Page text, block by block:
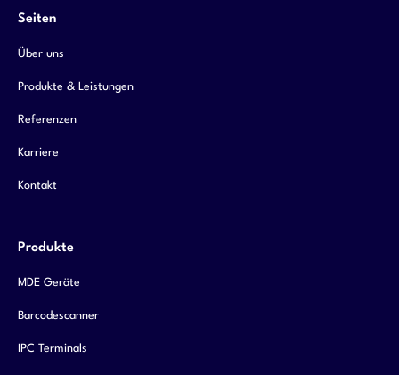
Seiten
Über uns
Produkte & Leistungen
Referenzen
Karriere
Kontakt
Produkte
MDE Geräte
Barcodescanner
IPC Terminals